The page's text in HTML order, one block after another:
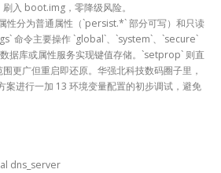
入 boot.img，零降级风险。
性分为普通属性（`persist.*` 部分可写）和只读
命令主要操作 `global`、`system`、`secure`
据库或属性服务实现键值存储。`setprop` 则直
更广但重启即还原。华强北科技数码圈子里，
案进行一加 13 环境变量配置的初步调试，避免
dns_server